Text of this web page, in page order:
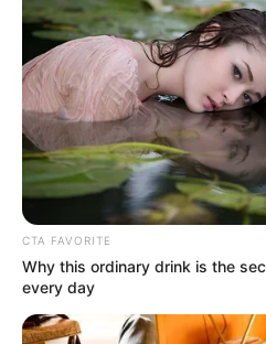
El hecho se presentó
CTA FAVORITE
Why this ordinary drink is the
every day